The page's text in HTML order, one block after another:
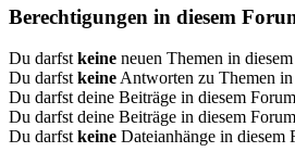
Berechtigungen in diesem
Du darfst keine neuen Themen in
Du darfst keine Antworten zu Themen
Du darfst deine Beiträge in diesem Forum
Du darfst deine Beiträge in diesem Forum
Du darfst keine Dateianhänge in diesem